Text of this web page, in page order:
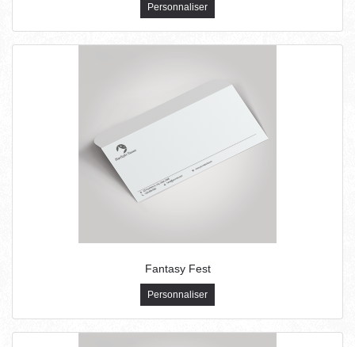
Personnaliser
Fantasy Fest
Personnaliser